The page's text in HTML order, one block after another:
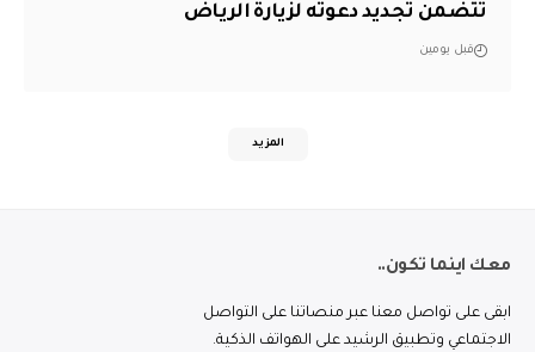
تتضمن تجديد دعوته لزيارة الرياض
قبل يومين
المزيد
معك اينما تكون..
ابقى على تواصل معنا عبر منصاتنا على التواصل
الاجتماعي وتطبيق الرشيد على الهواتف الذكية.